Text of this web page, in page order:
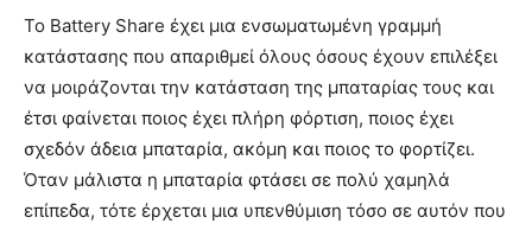
Το Battery Share έχει μια ενσωματωμένη γραμμή
κατάστασης που απαριθμεί όλους όσους έχουν επιλέξει
να μοιράζονται την κατάσταση της μπαταρίας τους και
έτσι φαίνεται ποιος έχει πλήρη φόρτιση, ποιος έχει
σχεδόν άδεια μπαταρία, ακόμη και ποιος το φορτίζει.
Όταν μάλιστα η μπαταρία φτάσει σε πολύ χαμηλά
επίπεδα, τότε έρχεται μια υπενθύμιση τόσο σε αυτόν που